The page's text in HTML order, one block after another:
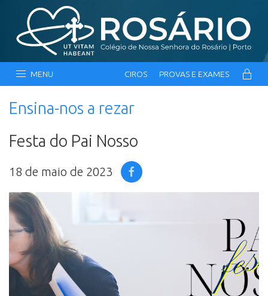
MENU CIROS PROVAS E EXAMES
Ensina-nos a rezar
Festa do Pai Nosso
18 de maio de 2023